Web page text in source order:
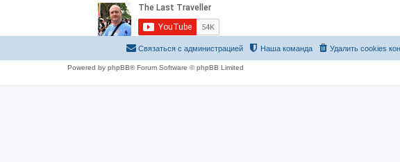
Удалить cookies
Наша команда
Связаться с администрацией
Powered by phpBB® Forum Software © phpBB Limited